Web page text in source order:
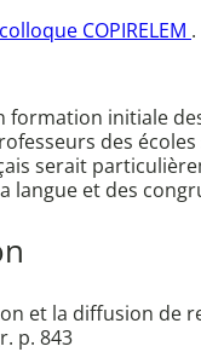
COPIRELEM .
initiale
des
serait
langue et des
et la diffusion de
p. 843